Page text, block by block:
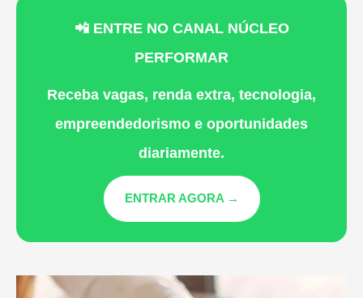
📲 ENTRE NO CANAL NÚCLEO
PERFORMAR
Receba vagas, renda extra, tecnologia,
empreendedorismo e oportunidades
diariamente.
ENTRAR AGORA →